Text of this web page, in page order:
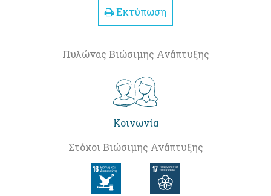
Εκτύπωση
Πυλώνας Βιώσιμης Ανάπτυξης
Κοινωνία
Στόχοι Βιώσιμης Ανάπτυξης